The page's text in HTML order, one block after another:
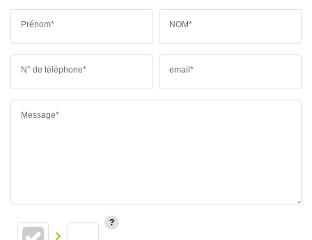
Prénom* NOM*
N° de téléphone* email*
Message*